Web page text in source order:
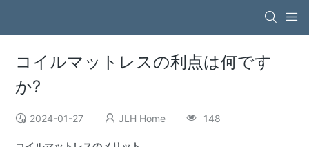
コイルマットレスの利点は何です
か?
2024-01-27 JLH Home 148